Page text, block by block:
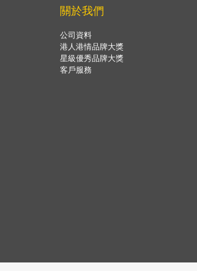
關於我們
公司資料
港人港情品牌大獎
星級優秀品牌大獎
客戶服務